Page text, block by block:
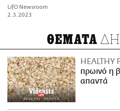
LifO Newsroom
2.3.2023
ΘΕΜΑΤΑ
HEALTHY
πρωινό η
απαντά